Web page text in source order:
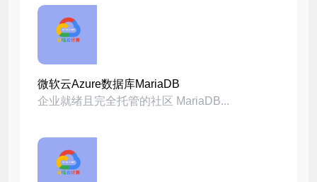
微软云Azure数据库MariaDB
企业就绪且完全托管的社区 MariaDB...